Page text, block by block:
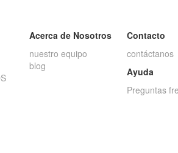
Acerca de Nosotros
nuestro equipo
blog
Contacto
contáctanos
Ayuda
Preguntas